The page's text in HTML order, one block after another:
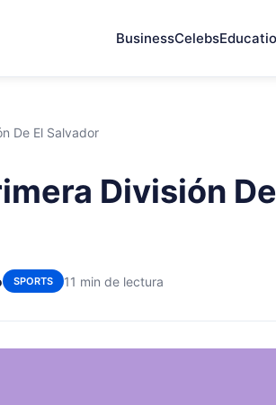
BusinessCelebs
De El Salvador
División
SPORTS 11 min de lectura